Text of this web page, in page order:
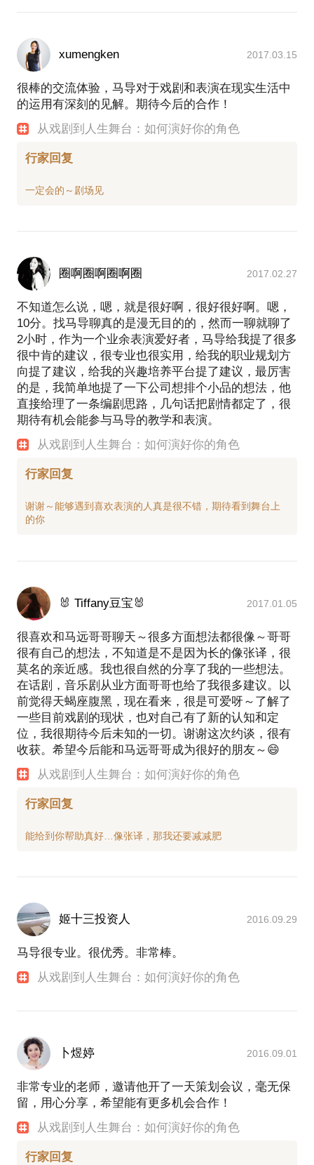
xumengken 2017.03.15
很棒的交流体验，马导对于戏剧和表演在现实生活中
的运用有深刻的见解。期待今后的合作！
从戏剧到人生舞台：如何演好你的角色
行家回复
圈啊圈啊圈啊圈 2017.02.27
不知道怎么说，嗯，就是很好啊，很好很好啊。嗯，
10分。找马导聊真的是漫无目的的，然而一聊就聊了
2小时，作为一个业余表演爱好者，马导给我提了很多
很中肯的建议，很专业也很实用，给我的职业规划方
向提了建议，给我的兴趣培养平台提了建议，最厉害
的是，我简单地提了一下公司想排个小品的想法，他
直接给理了一条编剧思路，几句话把剧情都定了，很
期待有机会能参与马导的教学和表演。
从戏剧到人生舞台：如何演好你的角色
行家回复
谢谢～能够遇到喜欢表演的人真是很不错，期待看到舞台上
🐰 Tiffany豆宝🐰 2017.01.05
很喜欢和马远哥哥聊天～很多方面想法都很像～哥哥
很有自己的想法，不知道是不是因为长的像张译，很
莫名的亲近感。我也很自然的分享了我的一些想法。
在话剧，音乐剧从业方面哥哥也给了我很多建议。以
前觉得天蝎座腹黑，现在看来，很是可爱呀～了解了
一些目前戏剧的现状，也对自己有了新的认知和定
位，我很期待今后未知的一切。谢谢这次约谈，很有
收获。希望今后能和马远哥哥成为很好的朋友～😄
从戏剧到人生舞台：如何演好你的角色
行家回复
姬十三投资人 2016.09.29
马导很专业。很优秀。非常棒。
从戏剧到人生舞台：如何演好你的角色
卜煜婷 2016.09.01
非常专业的老师，邀请他开了一天策划会议，毫无保
留，用心分享，希望能有更多机会合作！
从戏剧到人生舞台：如何演好你的角色
行家回复